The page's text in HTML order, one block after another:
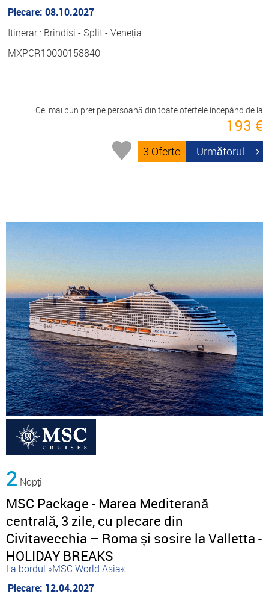
Plecare: 08.10.2027
Itinerar : Brindisi - Split - Veneția
MXPCR10000158840
Cel mai bun preț pe persoană din toate ofertele începând de la
193 €
3 Oferte Următorul
2 Nopți
MSC Package - Marea Mediterană
centrală, 3 zile, cu plecare din
Civitavecchia – Roma și sosire la Valletta -
HOLIDAY BREAKS
La bordul »MSC World Asia«
Plecare: 12.04.2027